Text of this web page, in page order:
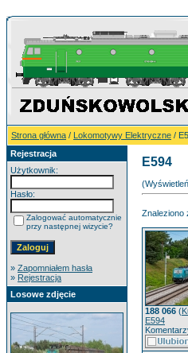
Strona główna / Lokomotywy Elektryczne /
Rejestracja
Użytkownik:
Hasło:
Zalogować automatycznie
przy następnej wizycie?
» Zapomniałem hasła
» Rejestracja
Losowe zdjęcie
E594
Znaleziono
188 066 (
E594